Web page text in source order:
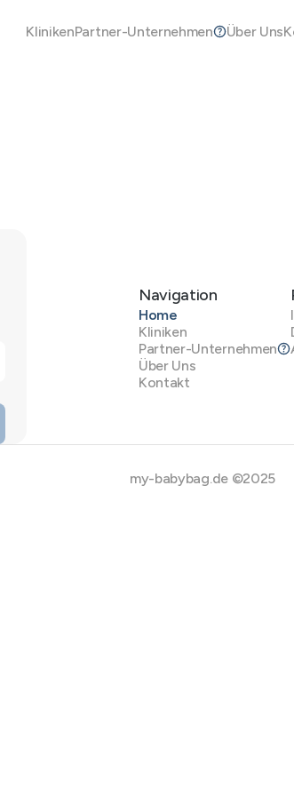
KlinikenPartner-Unternehmen Über Uns
Navigation
Home
Kliniken
Partner-Unternehmen
Über Uns
Kontakt
my-babybag.de ©2025